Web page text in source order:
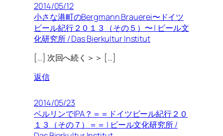
2014/05/12
小さな港町のBergmann Brauerei〜ドイツ
ビール紀行２０１３（その５）〜 | ビール文
化研究所 / Das Bierkultur Institut
[…] 次回へ続く＞＞ […]
返信
2014/05/23
ベルリンでIPA？＝＝ドイツビール紀行２０
１３（その７）＝＝ | ビール文化研究所 /